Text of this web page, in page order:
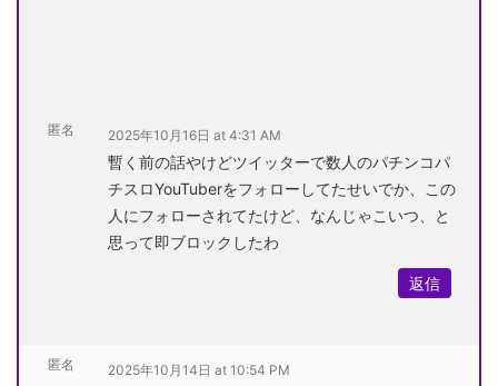
匿名 2025年10月16日 at 4:31 AM
暫く前の話やけどツイッターで数人のパチンコパ
チスロYouTuberをフォローしてたせいでか、この
人にフォローされてたけど、なんじゃこいつ、と
思って即ブロックしたわ
返信
匿名 2025年10月14日 at 10:54 PM